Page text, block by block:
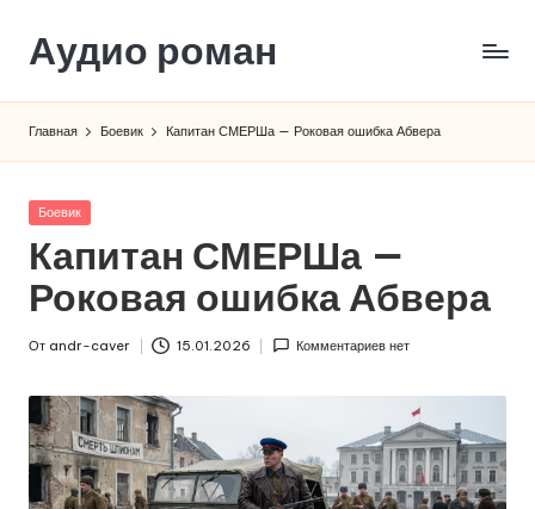
Перейти
содержимому
Аудио роман
Главная Боевик Капитан СМЕРШа — Роковая ошибка Абвера
Опубликовано
Боевик
Капитан СМЕРШа —
Роковая ошибка Абвера
От andr-caver 15.01.2026 Комментариев нет